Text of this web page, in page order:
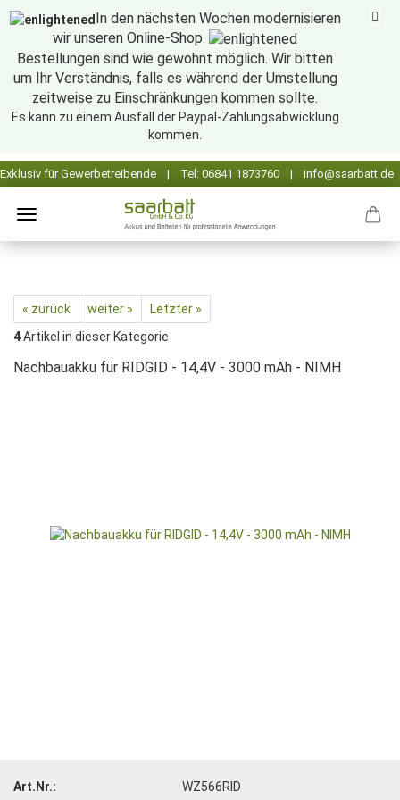
In den nächsten Wochen modernisieren
wir unseren Online-Shop.
Bestellungen sind wie gewohnt möglich. Wir bitten
um Ihr Verständnis, falls es während der Umstellung
zeitweise zu Einschränkungen kommen sollte.
Es kann zu einem Ausfall der Paypal-Zahlungsabwicklung
kommen.
« zurück weiter »
Letzter »
4Artikel in dieser Kategorie
Nachbauakku für RIDGID - 14,4V - 3000 mAh - NIMH
Art.Nr.: WZ566RID